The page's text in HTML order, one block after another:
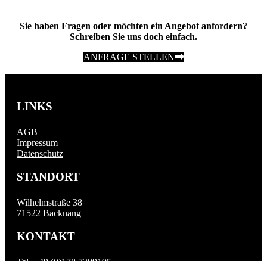
Sie haben Fragen oder möchten ein Angebot anfordern?
Schreiben Sie uns doch einfach.
ANFRAGE STELLEN
LINKS
AGB
Impressum
Datenschutz
STANDORT
Wilhelmstraße 38
71522 Backnang
KONTAKT